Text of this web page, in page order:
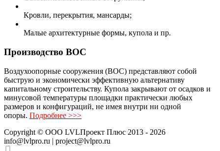
Кровли, перекрытия, мансарды;
Малые архитектурные формы, купола и пр.
Производство ВОС
Воздухоопорные сооружения (ВОС) представляют собой
быструю и экономически эффективную альтернативу
капитальному строительству. Купола закрывают от осадков и
минусовой температуры площадки практически любых
размеров и конфигураций, не имея внутри ни одной
опоры. Подробнее >>>
Copyright © ООО LVLПроект Плюс 2013 - 2026
info@lvlpro.ru | project@lvlpro.ru